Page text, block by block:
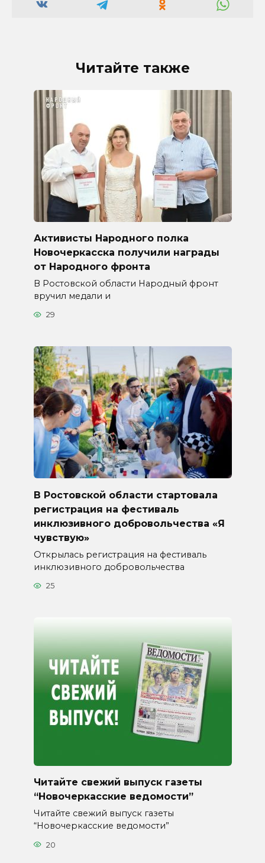
Читайте также
Активисты Народного полка
Новочеркасска получили награды
от Народного фронта
В Ростовской области Народный фронт
вручил медали и
29
В Ростовской области стартовала
регистрация на фестиваль
инклюзивного добровольчества «Я
чувствую»
Открылась регистрация на фестиваль
инклюзивного добровольчества
25
Читайте свежий выпуск газеты
“Новочеркасские ведомости”
Читайте свежий выпуск газеты
“Новочеркасские ведомости”
20